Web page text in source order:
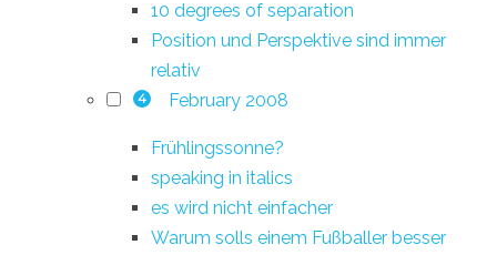
10 degrees of separation
Position und Perspektive sind immer
relativ
4 February 2008
Frühlingssonne?
speaking in italics
es wird nicht einfacher
Warum solls einem Fußballer besser